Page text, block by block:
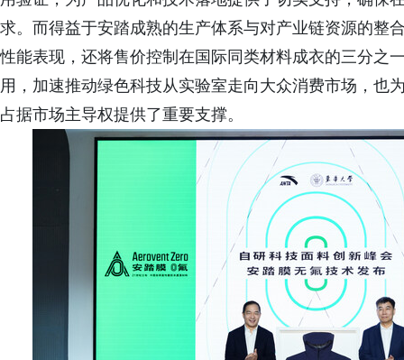
求。而得益于安踏成熟的生产体系与对产业链资源的整
性能表现，还将售价控制在国际同类材料成衣的三分之
用，加速推动绿色科技从实验室走向大众消费市场，也
占据市场主导权提供了重要支撑。